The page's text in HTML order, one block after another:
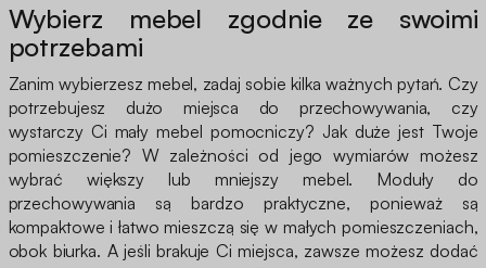
Wybierz mebel zgodnie ze swoimi
potrzebami
Zanim wybierzesz mebel, zadaj sobie kilka ważnych pytań. Czy
potrzebujesz dużo miejsca do przechowywania, czy
wystarczy Ci mały mebel pomocniczy? Jak duże jest Twoje
pomieszczenie? W zależności od jego wymiarów możesz
wybrać większy lub mniejszy mebel. Moduły do
przechowywania są bardzo praktyczne, ponieważ są
kompaktowe i łatwo mieszczą się w małych pomieszczeniach,
obok biurka. A jeśli brakuje Ci miejsca, zawsze możesz dodać